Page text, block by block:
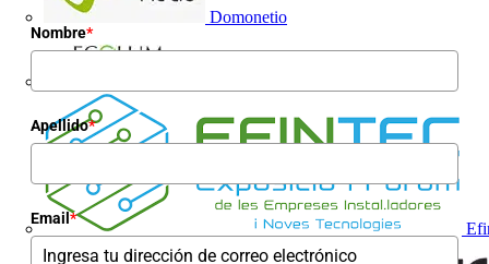
Domonetio
Nombre*
Apellido*
Email *